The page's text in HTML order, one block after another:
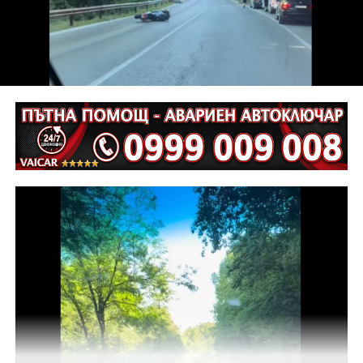
определение на Районен съд-Габрово спрямо него е
взета мярка за неотклонение „домашен арест“.
Съдебният акт е окончателен.